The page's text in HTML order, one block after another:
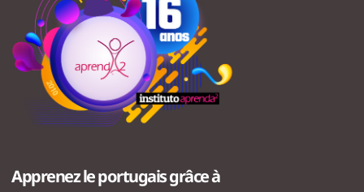
Apprenez le portugais grâce à